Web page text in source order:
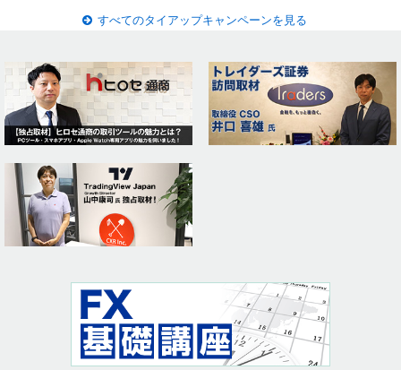
すべてのタイアップキャンペーンを見る